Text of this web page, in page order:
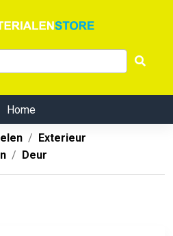
Home
Exterieur
Deur